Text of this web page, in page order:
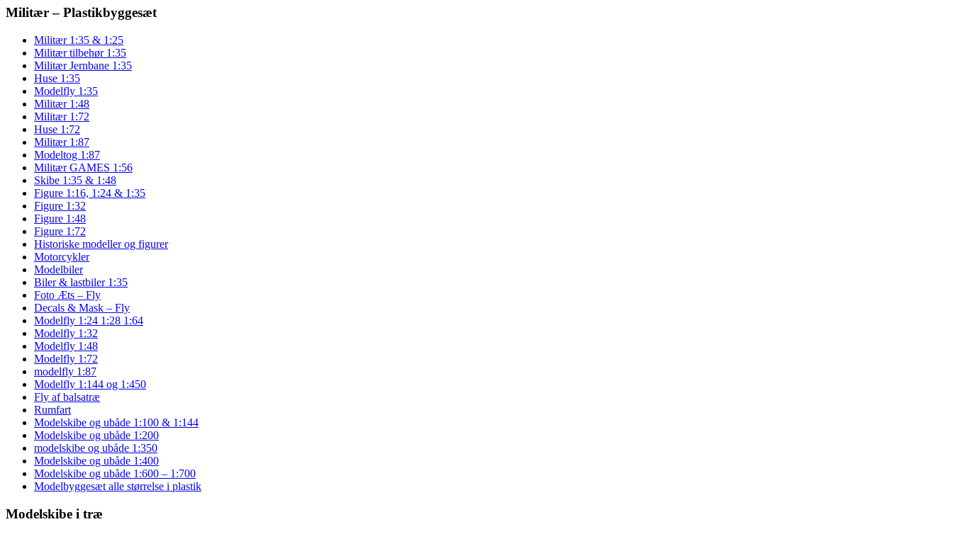
Militær – Plastikbyggesæt
Militær 1:35 & 1:25
Militær tilbehør 1:35
Militær Jernbane 1:35
Huse 1:35
Modelfly 1:35
Militær 1:48
Militær 1:72
Huse 1:72
Militær 1:87
Modeltog 1:87
Militær GAMES 1:56
Skibe 1:35 & 1:48
Figure 1:16, 1:24 & 1:35
Figure 1:32
Figure 1:48
Figure 1:72
Historiske modeller og figurer
Motorcykler
Modelbiler
Biler & lastbiler 1:35
Foto Æts – Fly
Decals & Mask – Fly
Modelfly 1:24 1:28 1:64
Modelfly 1:32
Modelfly 1:48
Modelfly 1:72
modelfly 1:87
Modelfly 1:144 og 1:450
Fly af balsatræ
Rumfart
Modelskibe og ubåde 1:100 & 1:144
Modelskibe og ubåde 1:200
modelskibe og ubåde 1:350
Modelskibe og ubåde 1:400
Modelskibe og ubåde 1:600 – 1:700
Modelbyggesæt alle størrelse i plastik
Modelskibe i træ